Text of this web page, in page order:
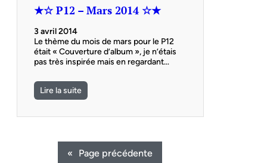
★☆ P12 – Mars 2014 ☆★
3 avril 2014
Le thème du mois de mars pour le P12
était « Couverture d’album », je n’étais
pas très inspirée mais en regardant…
Lire la suite
« Page précédente